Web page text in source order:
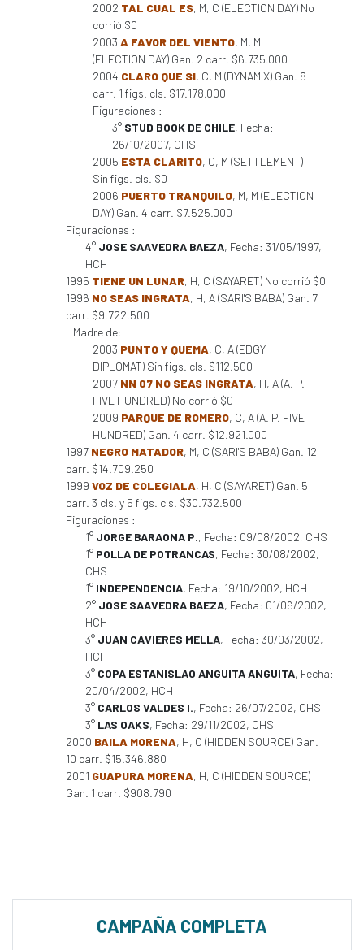
2002 TAL CUAL ES, M, C (ELECTION DAY) No
corrió $0
2003 A FAVOR DEL VIENTO, M, M
(ELECTION DAY) Gan. 2 carr. $6.735.000
2004 CLARO QUE SI, C, M (DYNAMIX) Gan. 8
carr. 1 figs. cls. $17.178.000
Figuraciones :
3° STUD BOOK DE CHILE, Fecha:
26/10/2007, CHS
2005 ESTA CLARITO, C, M (SETTLEMENT)
Sin figs. cls. $0
2006 PUERTO TRANQUILO, M, M (ELECTION
DAY) Gan. 4 carr. $7.525.000
Figuraciones :
4° JOSE SAAVEDRA BAEZA, Fecha: 31/05/1997,
HCH
1995 TIENE UN LUNAR, H, C (SAYARET) No corrió $0
1996 NO SEAS INGRATA, H, A (SARI'S BABA) Gan. 7
carr. $9.722.500
Madre de:
2003 PUNTO Y QUEMA, C, A (EDGY
DIPLOMAT) Sin figs. cls. $112.500
2007 NN 07 NO SEAS INGRATA, H, A (A. P.
FIVE HUNDRED) No corrió $0
2009 PARQUE DE ROMERO, C, A (A. P. FIVE
HUNDRED) Gan. 4 carr. $12.921.000
1997 NEGRO MATADOR, M, C (SARI'S BABA) Gan. 12
carr. $14.709.250
1999 VOZ DE COLEGIALA, H, C (SAYARET) Gan. 5
carr. 3 cls. y 5 figs. cls. $30.732.500
Figuraciones :
1° JORGE BARAONA P., Fecha: 09/08/2002, CHS
1° POLLA DE POTRANCAS, Fecha: 30/08/2002,
CHS
1° INDEPENDENCIA, Fecha: 19/10/2002, HCH
2° JOSE SAAVEDRA BAEZA, Fecha: 01/06/2002,
HCH
3° JUAN CAVIERES MELLA, Fecha: 30/03/2002,
HCH
3° COPA ESTANISLAO ANGUITA ANGUITA, Fecha:
20/04/2002, HCH
3° CARLOS VALDES I., Fecha: 26/07/2002, CHS
3° LAS OAKS, Fecha: 29/11/2002, CHS
2000 BAILA MORENA, H, C (HIDDEN SOURCE) Gan.
10 carr. $15.346.880
2001 GUAPURA MORENA, H, C (HIDDEN SOURCE)
Gan. 1 carr. $908.790
CAMPAÑA COMPLETA